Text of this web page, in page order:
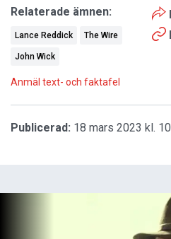
Relaterade ämnen:
Lance Reddick The Wire
John Wick
Anmäl text- och faktafel
Publicerad: 18 mars 2023 kl.